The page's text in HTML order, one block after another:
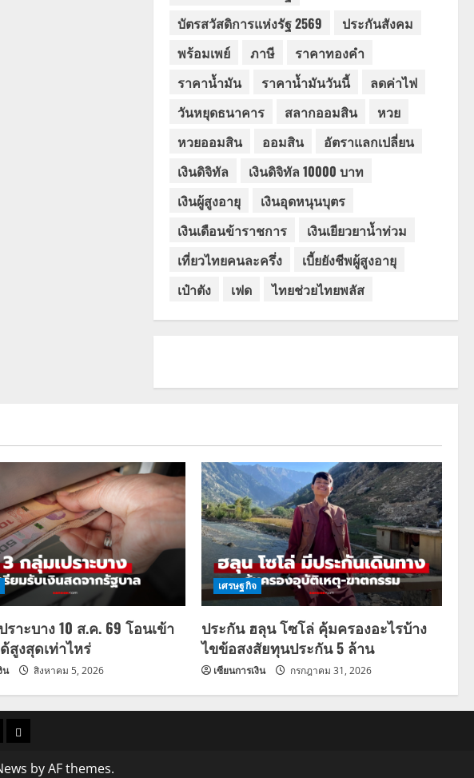
บัตรสวัสดิการแห่งรัฐ 2569
ประกันสังคม
พร้อมเพย์
ภาษี
ราคาทองคำ
ราคาน้ำมัน
ราคาน้ำมันวันนี้
ลดค่าไฟ
วันหยุดธนาคาร
สลากออมสิน
หวย
หวยออมสิน
ออมสิน
อัตราแลกเปลี่ยน
เงินดิจิทัล
เงินดิจิทัล 10000 บาท
เงินผู้สูงอายุ
เงินอุดหนุนบุตร
เงินเดือนข้าราชการ
เงินเยียวยาน้ำท่วม
เที่ยวไทยคนละครึ่ง
เบี้ยยังชีพผู้สูงอายุ
เป๋าตัง
เฟด ไทยช่วยไทยพลัส
ราะบาง 10 ส.ค. 69 โอนเข้า
สูงสุดเท่าไหร่
น สิงหาคม 5, 2026
เศรษฐกิจ
ประกัน ฮลุน โซโล่ คุ้มครองอะไรบ้าง
ไขข้อสงสัยทุนประกัน 5 ล้าน
เซียนการเงิน กรกฎาคม 31, 2026
ผู้ชาย
by AF themes.